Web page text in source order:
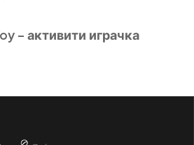
– активити играчка